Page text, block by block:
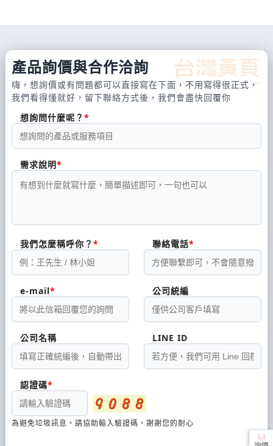
產品詢價與合作洽詢
嗨，想詢價或有問題都可以直接寫在下面，不用寫得很正式，
我們看得懂就好，留下聯絡方式後，我們會盡快回覆你
想詢問什麼呢？
需求說明
我們怎麼稱呼你？ 聯絡電話
e-mail 公司統編
公司名稱 LINE ID
認證碼
為避免垃圾訊息，請協助輸入驗證碼，謝謝您的耐心